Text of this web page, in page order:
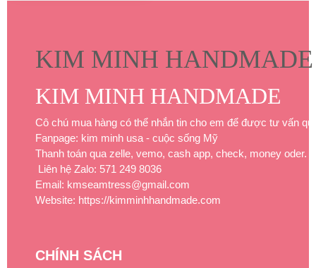
KIM MINH HANDMADE
KIM MINH HANDMADE
Cô chú mua hàng có thể nhắn tin cho em để được tư vấn
Fanpage: kim minh usa - cuộc sống Mỹ
Thanh toán qua zelle, vemo, cash app, check, money oder.
Liên hệ Zalo: 571 249 8036
Email: kmseamtress@gmail.com
Website: https://kimminhhandmade.com
CHÍNH SÁCH